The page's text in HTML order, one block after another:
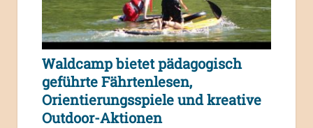
Waldcamp bietet pädagogisch
geführte Fährtenlesen,
Orientierungsspiele und kreative
Outdoor-Aktionen